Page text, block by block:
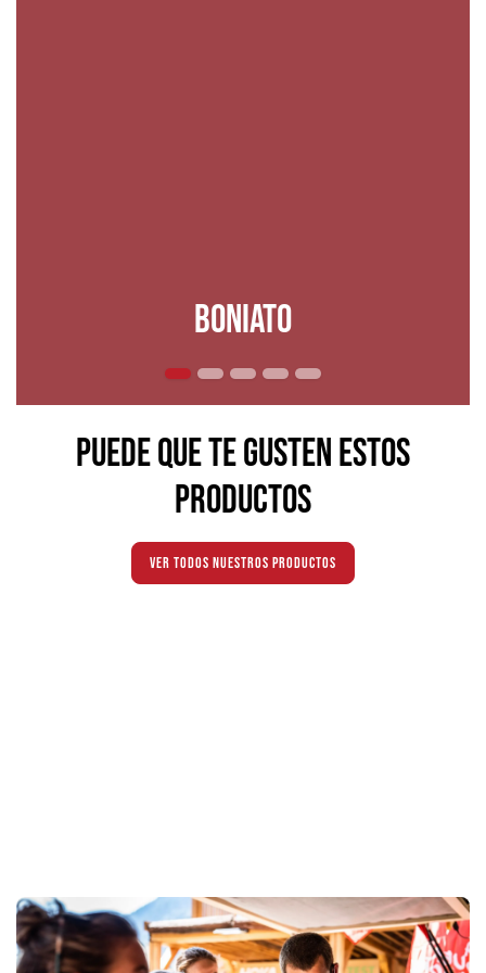
Boniato
Puede que te gusten estos
productos
Ver todos nuestros productos